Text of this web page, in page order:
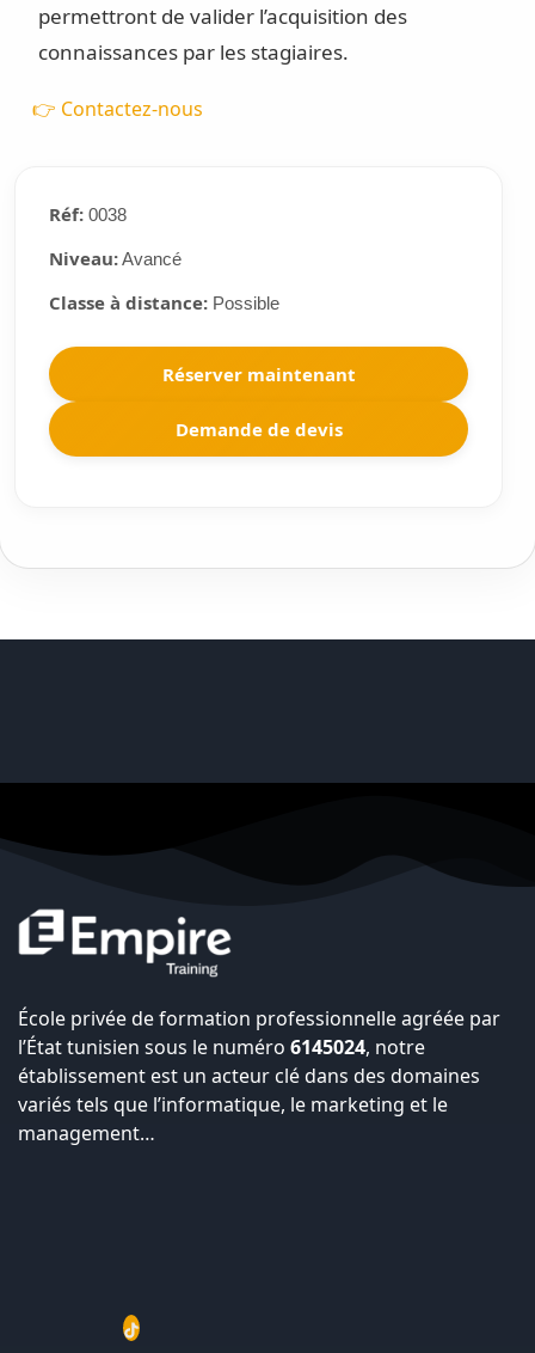
permettront de valider l’acquisition des
connaissances par les stagiaires.
👉 Contactez-nous
Réf:0038
Niveau:Avancé
Classe à distance:Possible
Réserver maintenant
Demande de devis
École privée de formation professionnelle agréée par
l’État tunisien sous le numéro 6145024, notre
établissement est un acteur clé dans des domaines
variés tels que l’informatique, le marketing et le
management…